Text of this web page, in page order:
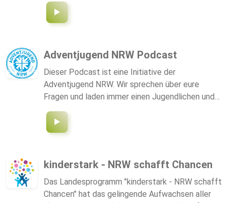
zuhören... zum Beispiel auf dem Weg zur Kita?
Adventjugend NRW Podcast
Dieser Podcast ist eine Initiative der
Adventjugend NRW. Wir sprechen über eure
Fragen und laden immer einen Jugendlichen und
stehen. Viel Spass dabei!
kinderstark - NRW schafft Chancen
Das Landesprogramm "kinderstark - NRW schafft
Chancen" hat das gelingende Aufwachsen aller